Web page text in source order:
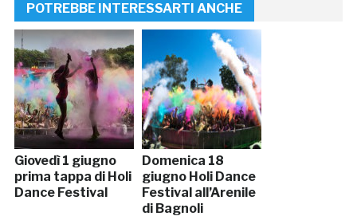
POTREBBE INTERESSARTI ANCHE
Giovedì 1 giugno
prima tappa di Holi
Dance Festival
Domenica 18
giugno Holi Dance
Festival all’Arenile
di Bagnoli